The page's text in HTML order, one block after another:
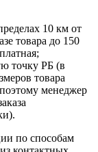
10 км от
товара до 150
точку РБ (в
товара
менеджер
по способам